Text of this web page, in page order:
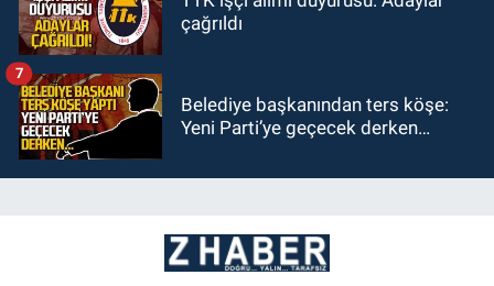
çağrıldı
Belediye başkanından ters köşe:
Yeni Parti’ye geçecek derken…
7